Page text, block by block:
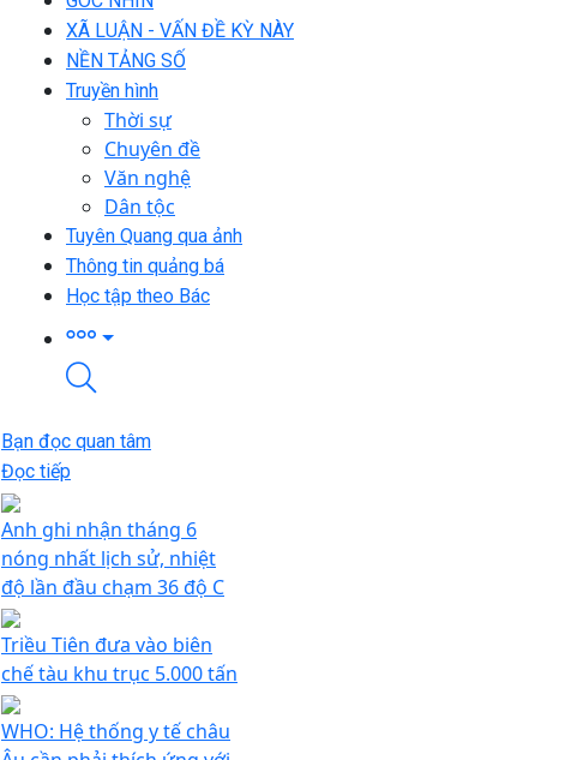
XÃ LUẬN - VẤN ĐỀ KỲ NÀY
NỀN TẢNG SỐ
Truyền hình
Thời sự
Chuyên đề
Văn nghệ
Dân tộc
Tuyên Quang qua ảnh
Thông tin quảng bá
Học tập theo Bác
Bạn đọc quan tâm
Đọc tiếp
Anh ghi nhận tháng 6
nóng nhất lịch sử, nhiệt
độ lần đầu chạm 36 độ C
Triều Tiên đưa vào biên
chế tàu khu trục 5.000 tấn
WHO: Hệ thống y tế châu